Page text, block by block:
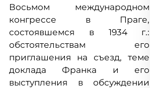
Восьмом международном
конгрессе в Праге,
состоявшемся в 1934 г.:
обстоятельствам его
приглашения на съезд, теме
доклада Франка и его
выступления в обсуждении